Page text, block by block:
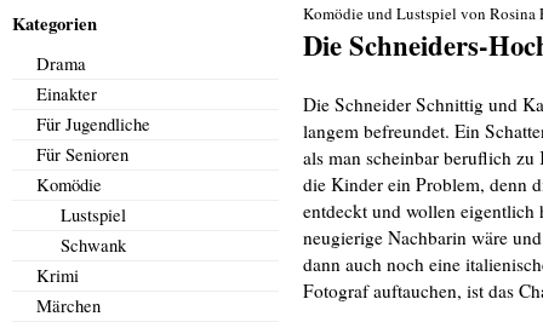
Kategorien
Drama
Einakter
Für Jugendliche
Für Senioren
Komödie
Lustspiel
Schwank
Krimi
Märchen
Komödie und Lustspiel von Rosina
Die Schneiders-
Die Schneider Schnittig und
langem befreundet. Ein
als man scheinbar beruflich
die Kinder ein Problem, denn
entdeckt und wollen eigentlich
neugierige Nachbarin wäre
dann auch noch eine
Fotograf auftauchen, ist das